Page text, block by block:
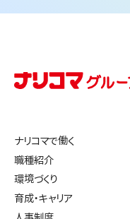
ナリコマで働く
職種紹介
環境づくり
育成・キャリア